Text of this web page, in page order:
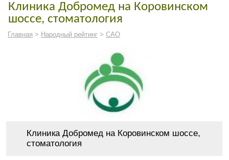
Клиника Добромед на Коровинском
шоссе, стоматология
Главная > Народный рейтинг > САО
Клиника Добромед на Коровинском шоссе,
стоматология